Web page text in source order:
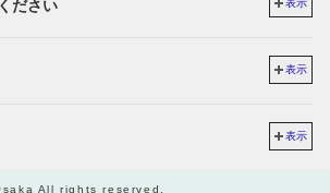
ださい 表示
表示
表示
All rights reserved.